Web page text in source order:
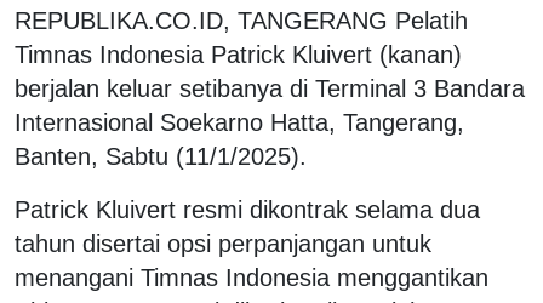
REPUBLIKA.CO.ID, TANGERANG Pelatih
Timnas Indonesia Patrick Kluivert (kanan)
berjalan keluar setibanya di Terminal 3 Bandara
Internasional Soekarno Hatta, Tangerang,
Banten, Sabtu (11/1/2025).
Patrick Kluivert resmi dikontrak selama dua
tahun disertai opsi perpanjangan untuk
menangani Timnas Indonesia menggantikan